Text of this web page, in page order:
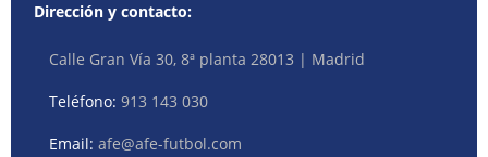
Dirección y contacto:
Calle Gran Vía 30, 8ª planta 28013 | Madrid
Teléfono:913 143 030
Email:afe@afe-futbol.com